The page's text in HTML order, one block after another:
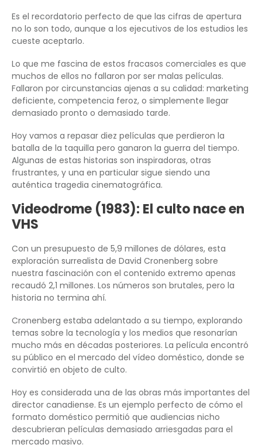
Es el recordatorio perfecto de que las cifras de apertura
no lo son todo, aunque a los ejecutivos de los estudios les
cueste aceptarlo.
Lo que me fascina de estos fracasos comerciales es que
muchos de ellos no fallaron por ser malas películas.
Fallaron por circunstancias ajenas a su calidad: marketing
deficiente, competencia feroz, o simplemente llegar
demasiado pronto o demasiado tarde.
Hoy vamos a repasar diez películas que perdieron la
batalla de la taquilla pero ganaron la guerra del tiempo.
Algunas de estas historias son inspiradoras, otras
frustrantes, y una en particular sigue siendo una
auténtica tragedia cinematográfica.
Videodrome (1983): El culto nace en
VHS
Con un presupuesto de 5,9 millones de dólares, esta
exploración surrealista de David Cronenberg sobre
nuestra fascinación con el contenido extremo apenas
recaudó 2,1 millones. Los números son brutales, pero la
historia no termina ahí.
Cronenberg estaba adelantado a su tiempo, explorando
temas sobre la tecnología y los medios que resonarían
mucho más en décadas posteriores. La película encontró
su público en el mercado del vídeo doméstico, donde se
convirtió en objeto de culto.
Hoy es considerada una de las obras más importantes del
director canadiense. Es un ejemplo perfecto de cómo el
formato doméstico permitió que audiencias nicho
descubrieran películas demasiado arriesgadas para el
mercado masivo.